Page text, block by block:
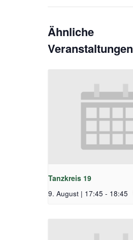
Ähnliche
Veranstaltungen
Tanzkreis 19
9. August | 17:45 - 18:45